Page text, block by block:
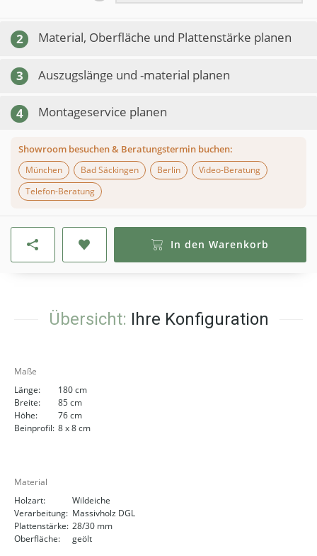
2 Material, Oberfläche und Plattenstärke planen
3 Auszugslänge und -material planen
4 Montageservice planen
Showroom besuchen & Beratungstermin buchen:
München
Bad Säckingen Berlin
Video-Beratung
Telefon-Beratung
In den Warenkorb
Übersicht: Ihre Konfiguration
Maße
Länge:
180 cm
Breite:
85 cm
Höhe:
76 cm
Beinprofil: 8 x 8 cm
Material
Holzart:
Wildeiche
Verarbeitung: Massivholz DGL
Plattenstärke: 28/30 mm
Oberfläche:
geölt